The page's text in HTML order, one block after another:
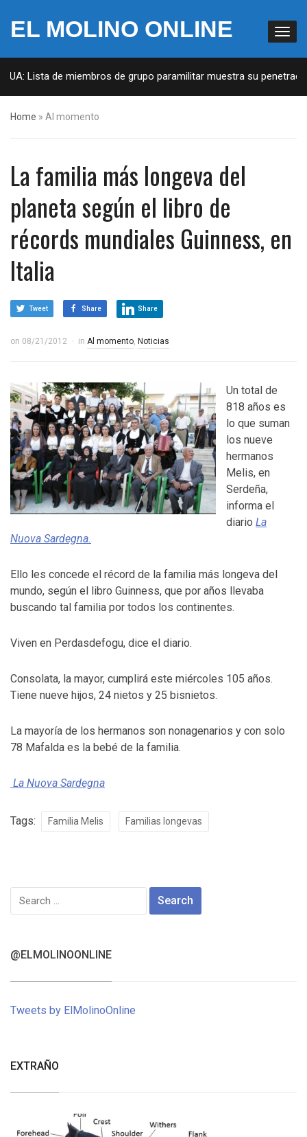
EL MOLINO ONLINE
Lista de miembros de grupo paramilitar muestra su
Home » Al momento
La familia más longeva del
planeta según el libro de
récords mundiales Guinness, en
Italia
Tweet Share Share
on 08/21/2012 in Al momento, Noticias
Un total de
818 años es
lo que suman
los nueve
hermanos
Melis, en
Serdeña,
informa el
diario La
Nuova Sardegna.
Ello les concede el récord de la familia más longeva del
mundo, según el libro Guinness, que por años llevaba
buscando tal familia por todos los continentes.
Viven en Perdasdefogu, dice el diario.
Consolata, la mayor, cumplirá este miércoles 105 años.
Tiene nueve hijos, 24 nietos y 25 bisnietos.
La mayoría de los hermanos son nonagenarios y con solo
78 Mafalda es la bebé de la familia.
La Nuova Sardegna
Tags: Familia Melis Familias longevas
Search
for:
@ELMOLINOONLINE
Tweets by ElMolinoOnline
EXTRAÑO